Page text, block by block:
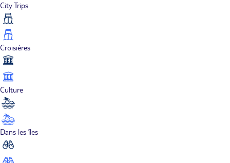
City Trips
Croisières
Culture
Dans les îles